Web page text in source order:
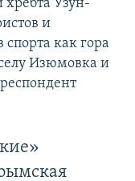
Узун-
и
как гора
Изюмовка и